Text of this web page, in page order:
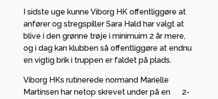
I sidste uge kunne Viborg HK offentliggøre at
anfører og stregspiller Sara Hald har valgt at
blive i den grønne trøje i minimuim 2 år mere,
og i dag kan klubben så offentliggøre at endnu
en vigtig brik i truppen er faldet på plads.
Viborg HKs rutinerede normand Marielle
Martinsen har netop skrevet under på en 2-